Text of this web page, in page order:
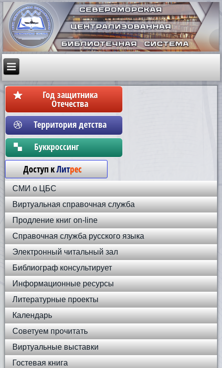
Год защитника
Отечества
Территория детства
Бyккpoccинг
Доступ кЛитрес
СМИ о ЦБС
Виртуальная справочная служба
Продление книг on-line
Справочная служба русского языка
Электронный читальный зал
Библиограф консультирует
Информационные ресурсы
Литературные проекты
Календарь
Советуем прочитать
Виртуальные выставки
Гостевая книга